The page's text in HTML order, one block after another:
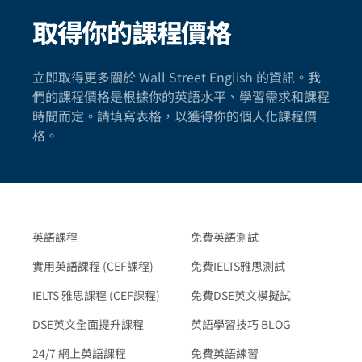
取得你的課程價格
立即取得更多關於 Wall Street English 的資訊。我
們的課程價格是根據你的英語水平、學習需求和課程
時間而定。請填寫表格，以獲得你的個人化課程價
格。
英語課程
實用英語課程 (CEF課程)
IELTS 雅思課程 (CEF課程)
DSE英文全面提升課程
24/7 網上英語課程
免費英語測試
免費IELTS雅思測試
免費DSE英文模擬試
英語學習技巧 BLOG
免費英語練習